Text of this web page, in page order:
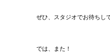
ぜひ、スタジオでお待ちし
では、また！